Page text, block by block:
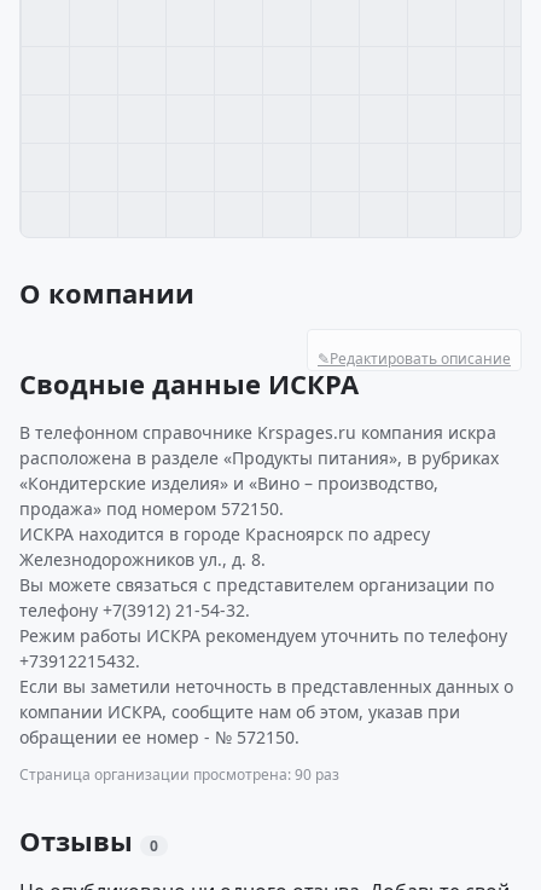
О компании
✎Редактировать описание
Сводные данные ИСКРА
В телефонном справочнике Krspages.ru компания искра
расположена в разделе «Продукты питания», в рубриках
«Кондитерские изделия» и «Вино – производство,
продажа» под номером 572150.
ИСКРА находится в городе Красноярск по адресу
Железнодорожников ул., д. 8.
Вы можете связаться с представителем организации по
телефону +7(3912) 21-54-32.
Режим работы ИСКРА рекомендуем уточнить по телефону
+73912215432.
Если вы заметили неточность в представленных данных о
компании ИСКРА, сообщите нам об этом, указав при
обращении ее номер - № 572150.
Страница организации просмотрена: 90 раз
Отзывы 0